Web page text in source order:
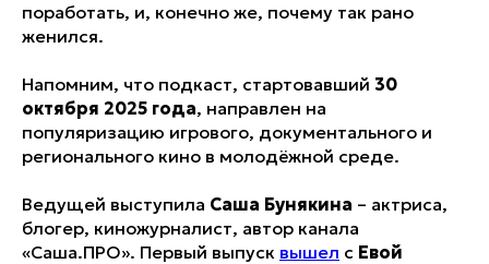
поработать, и, конечно же, почему так рано
женился.
Напомним, что подкаст, стартовавший 30
октября 2025 года, направлен на
популяризацию игрового, документального и
регионального кино в молодёжной среде.
Ведущей выступила Саша Бунякина – актриса,
блогер, киножурналист, автор канала
«Саша.ПРО». Первый выпуск вышел с Евой